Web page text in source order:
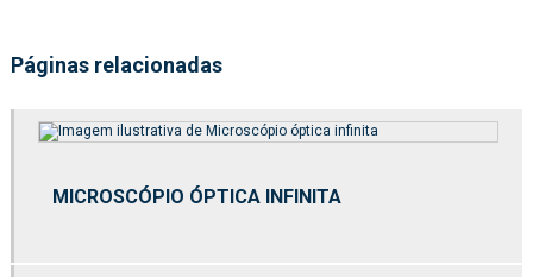
Fábrica de kit molecular
Fabricação de esqueletos para área humana
Páginas relacionadas
MICROSCÓPIO ÓPTICA INFINITA